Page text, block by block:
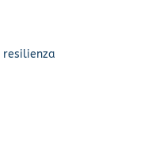
resilienza